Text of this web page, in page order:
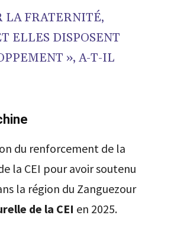
LA FRATERNITÉ,
ELLES DISPOSENT
», A-T-IL
du renforcement de la
la CEI pour avoir soutenu
la région du Zanguezour
de la CEI en 2025.